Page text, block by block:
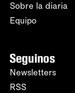
Sobre la diaria
Equipo
Seguinos
Newsletters
RSS